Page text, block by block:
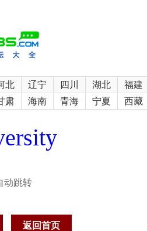
北 辽宁 四川 湖北 福建
肃 海南 青海 宁夏 西藏
动跳转
返回首页